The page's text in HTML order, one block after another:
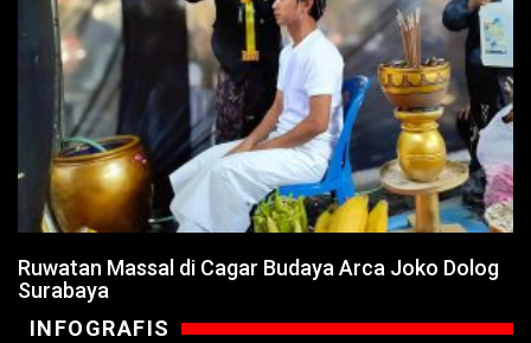
Ruwatan Massal di Cagar Budaya Arca Joko Dolog
Surabaya
INFOGRAFIS